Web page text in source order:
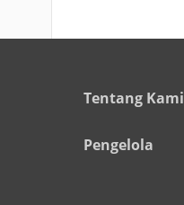
Tentang Kami
Pengelola